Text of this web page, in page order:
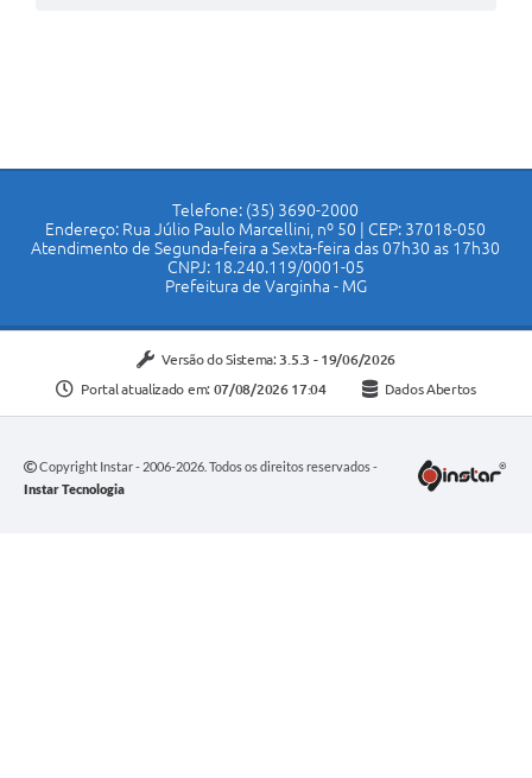
Telefone: (35) 3690-2000
Endereço: Rua Júlio Paulo Marcellini, nº 50 | CEP: 37018-050
Atendimento de Segunda-feira a Sexta-feira das 07h30 as 17h30
CNPJ: 18.240.119/0001-05
Prefeitura de Varginha - MG
Versão do Sistema: 3.5.3 - 19/06/2026
Portal atualizado em: 07/08/2026 17:04 Dados Abertos
Copyright Instar - 2006-2026. Todos os direitos reservados -
Instar Tecnologia